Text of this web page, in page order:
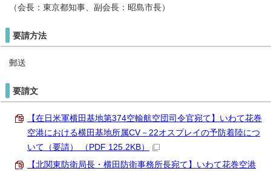
（会長：東京都知事、副会長：昭島市長）
要請方法
郵送
要請文
【在日米軍横田基地第374空輸航空団司令官宛て】いわて花巻
空港における横田基地所属CV－22オスプレイの予防着陸につ
いて（要請） （PDF 125.2KB）
【北関東防衛局長・横田防衛事務所長宛て】いわて花巻空港